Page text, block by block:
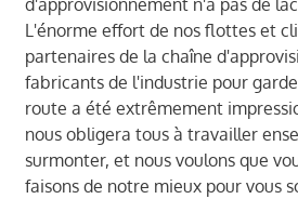
d'approvisionnement n'a pas de
L'énorme effort de nos flottes et
partenaires de la chaîne
fabricants de l'industrie pour
route a été extrêmement
nous obligera tous à travailler
surmonter, et nous voulons que
faisons de notre mieux pour vous